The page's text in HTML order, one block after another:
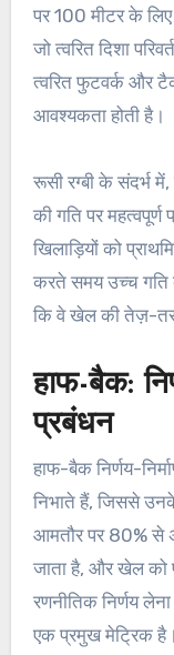
पर 100 मीटर के
जो त्वरित दिशा
त्वरित फुटवर्क और
आवश्यकता होती है।
रूसी रग्बी के संदर्भ
की गति पर
खिलाड़ियों को
करते समय उच्च गति
कि वे खेल की तेज़-
हाफ-बैक:
प्रबंधन
हाफ-बैक निर्णय-
निभाते हैं, जिससे उनके
आमतौर पर 80% से
जाता है, और खेल को
रणनीतिक निर्णय
एक प्रमुख मेट्रिक है।